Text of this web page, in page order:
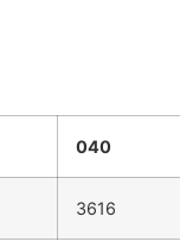
040
3616